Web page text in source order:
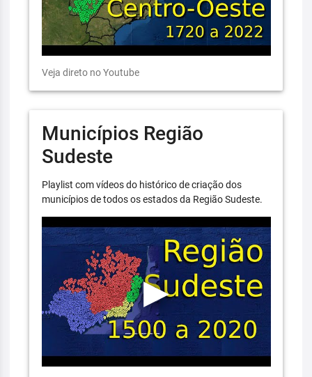
Veja direto no Youtube
Municípios Região
Sudeste
Playlist com vídeos do histórico de criação dos
municípios de todos os estados da Região Sudeste.